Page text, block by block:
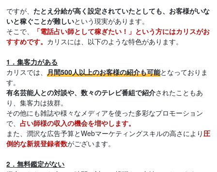
ですが、たとえ分給が高く設定されていたとしても、お客様がいな
いと稼ぐことが難しいという現実があります。
そこで、
「電話占い師として稼ぎたい！」という方にはカリスがお
すすめです。 カリスには、以下のような特色があります。
1．集客力がある
カリスでは、月間500人以上のお客様の紹介も可能となっておりま
す。
有名芸能人との対談や、数々のテレビ番組で紹介されたこともあ
り、集客力は抜群。
その他にも雑誌や様々なメディアを使った多彩なプロモーション
で、占い師様の収入の機会を増やします。
また、潤沢な広告予算とWebマーケティングスキルの高さにより圧
倒的な新規登録者数がございます。
2．無料鑑定がない